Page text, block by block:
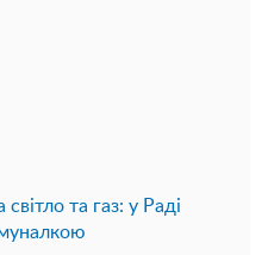
та газ: у Раді